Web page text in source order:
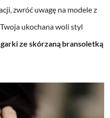
zwróć uwagę na modele z
ukochana woli styl
ze skórzaną bransoletką